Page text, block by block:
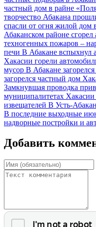
частный дом в райне
творчество Абакана
спасли от огня жилой дом
Абаканском районе сгорел
техногенных пожаров –
печи В Абакане вспыхнул
Хакасии горели
мусор В Абакане
загорелся частный дом
Замкнувшая проводка
муниципалитетах
извещателей В Усть-
В последние выходные
надворные постройки и
Добавить